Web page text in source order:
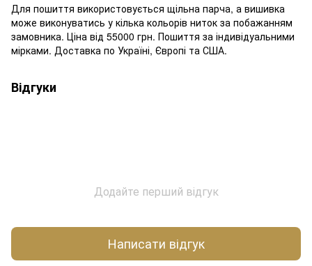
Для пошиття використовується щільна парча, а вишивка
може виконуватись у кілька кольорів ниток за побажанням
замовника. Ціна від 55000 грн. Пошиття за індивідуальними
мірками. Доставка по Україні, Європі та США.
Відгуки
Додайте перший відгук
Написати відгук